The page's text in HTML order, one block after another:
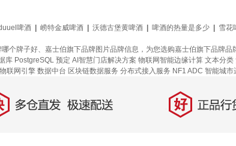
啤酒 崂特金威啤酒 沃德古堡黄啤酒 啤酒的热量是多少 雪花
个牌子好、嘉士伯旗下品牌图片品牌信息，为您选购嘉士伯旗下品牌品
库 PostgreSQL 预定 AI智慧门店解决方案 物联网智能边缘计算 文本分类
物联网引擎 数据中台 区块链数据服务 分布式接入服务 NF1 ADC 智能城市
多仓直发，极速配送 好 正品行货